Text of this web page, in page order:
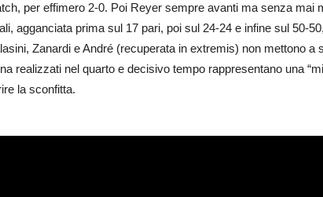
per effimero 2-0. Poi Reyer sempre avanti ma senza mai
agganciata prima sul 17 pari, poi sul 24-24 e infine sul 50-
Zanardi e André (recuperata in extremis) non mettono a
realizzati nel quarto e decisivo tempo rappresentano una
la sconfitta.